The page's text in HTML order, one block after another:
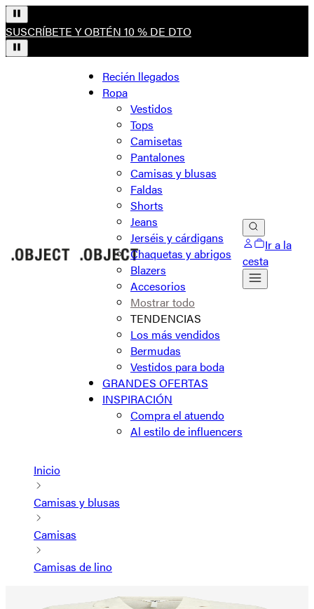
SUSCRÍBETE Y OBTÉN 10 % DE DTO
Recién llegados
Ropa
Vestidos
Tops
Camisetas
Pantalones
Camisas y blusas
Faldas
Shorts
Jeans
Jerséis y cárdigans
Chaquetas y abrigos
Blazers
Accesorios
Mostrar todo
TENDENCIAS
Los más vendidos
Bermudas
Vestidos para boda
GRANDES OFERTAS
INSPIRACIÓN
Compra el atuendo
Al estilo de influencers
Ir a la
cesta
Inicio
Camisas y blusas
Camisas
Camisas de lino